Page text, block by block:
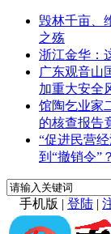
毁林千亩、
之殇
浙江金华：
广东观音山
加重大安全
馆陶乞业家
的核查报告
“促进民营
到“撤销令”？
手机版 | 登陆 |